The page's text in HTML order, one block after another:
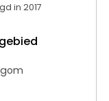
in 2017